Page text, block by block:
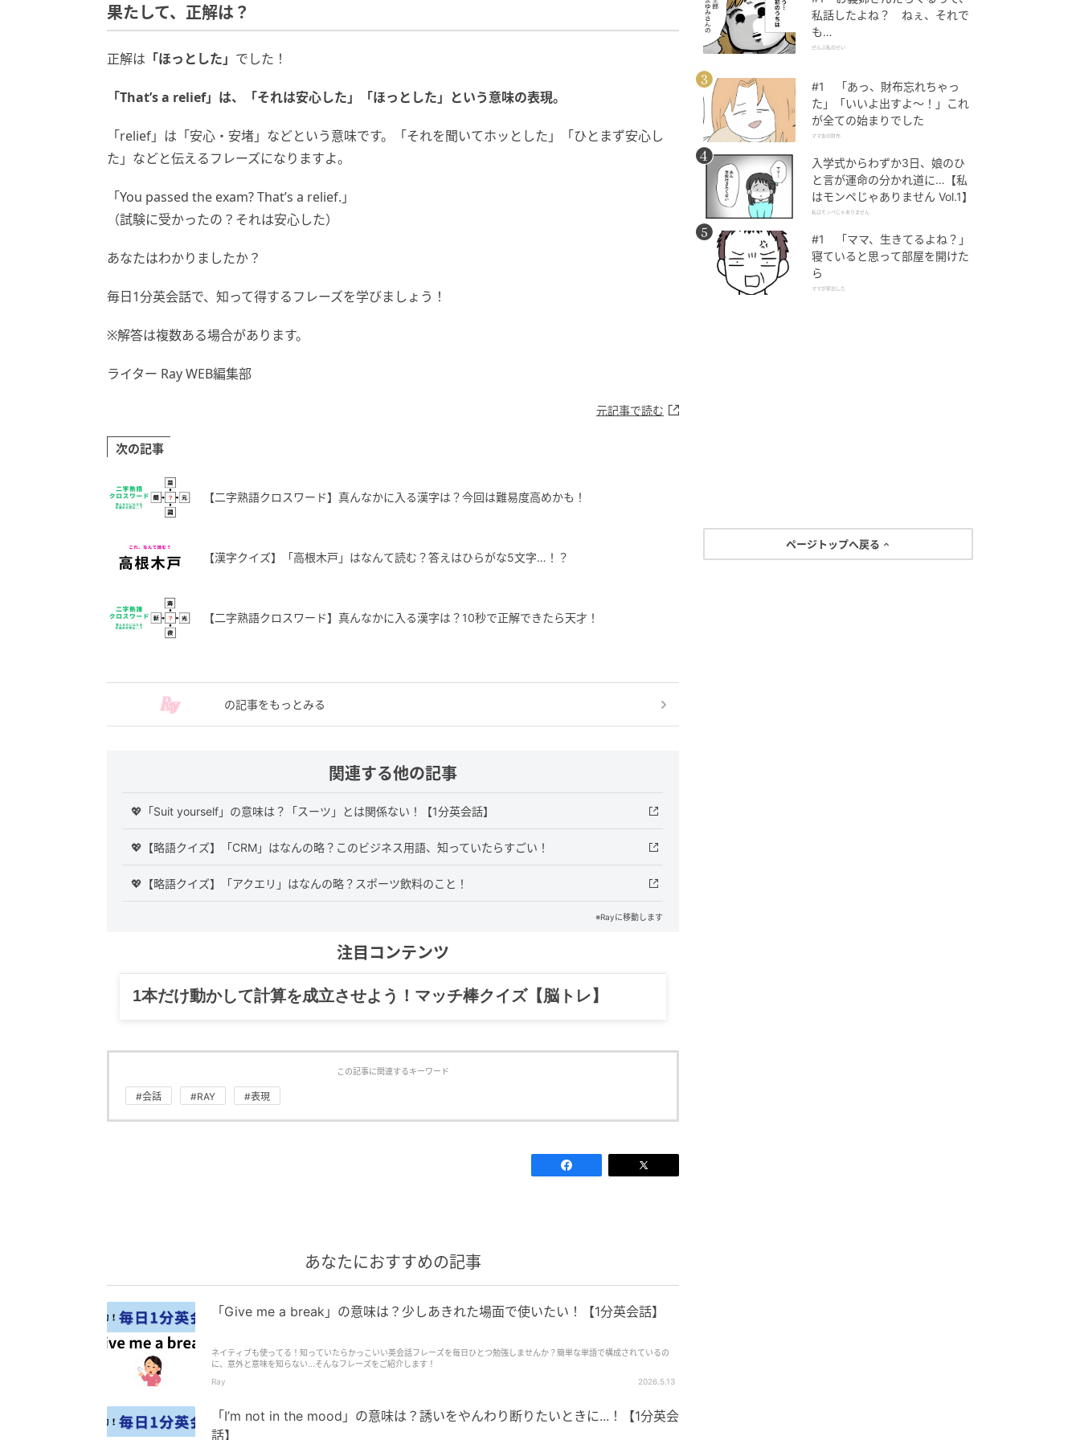
果たして、正解は？
正解は 「ほっとした」 でした！
「That’s a relief」は、「それは安心した」「ほっとした」という意味の表現。
「relief」は「安心・安堵」などという意味です。「それを聞いてホッとした」「ひとまず安心し
た」などと伝えるフレーズになりますよ。
「You passed the exam? That’s a relief.」
（試験に受かったの？それは安心した）
あなたはわかりましたか？
毎日1分英会話で、知って得するフレーズを学びましょう！
※解答は複数ある場合があります。
ライター Ray WEB編集部
元記事で読む
次の記事
【二字熟語クロスワード】真んなかに入る漢字は？今回は難易度高めかも！
【漢字クイズ】「高根木戸」はなんて読む？答えはひらがな5文字…！？
【二字熟語クロスワード】真んなかに入る漢字は？10秒で正解できたら天才！
の記事をもっとみる
関連する他の記事
💖「Suit yourself」の意味は？「スーツ」とは関係ない！【1分英会話】
💖【略語クイズ】「CRM」はなんの略？このビジネス用語、知っていたらすごい！
💖【略語クイズ】「アクエリ」はなんの略？スポーツ飲料のこと！
※Rayに移動します
注目コンテンツ
1本だけ動かして計算を成立させよう！マッチ棒クイズ【脳トレ】
この記事に関連するキーワード
#会話 #RAY #表現
あなたにおすすめの記事
「Give me a break」の意味は？少しあきれた場面で使いたい！【1分英会話】
ネイティブも使ってる！知っていたらかっこいい英会話フレーズを毎日ひとつ勉強しませんか？簡単な単語で構成されているの
に、意外と意味を知らない...そんなフレーズをご紹介します！
Ray
2026.5.13
「I’m not in the mood」の意味は？誘いをやんわり断りたいときに...！【1分英会
話】
私話したよね？ ねぇ、それで
も…
ぜんぶ私のせい
#1 「あっ、財布忘れちゃっ
た」「いいよ出すよ〜！」これ
が全ての始まりでした
ママ友の財布
入学式からわずか3日、娘のひ
と言が運命の分かれ道に…【私
はモンペじゃありません Vol.1】
私はモンペじゃありません
#1 「ママ、生きてるよね？」
寝ていると思って部屋を開けた
ら
ママが家出した
ページトップへ戻る